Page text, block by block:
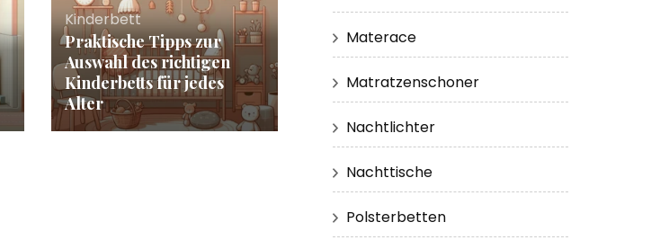
Kinderbett
Praktische Tipps zur
Auswahl des richtigen
Kinderbetts für jedes
Alter
Materace
Matratzenschoner
Nachtlichter
Nachttische
Polsterbetten